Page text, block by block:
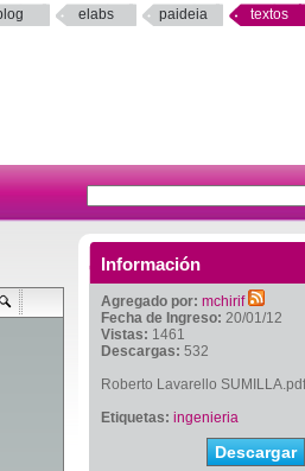
elabs paideia textos
Información
Agregado por: mchirif
Fecha de Ingreso: 20/01/12
Vistas: 1461
Descargas: 532
Roberto Lavarello SUMILLA.pdf
Etiquetas: ingenieria
Descargar